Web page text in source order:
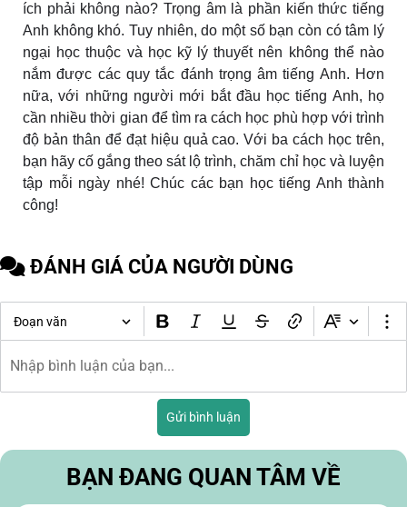
ích phải không nào? Trọng âm là phần kiến thức tiếng
Anh không khó. Tuy nhiên, do một số bạn còn có tâm lý
ngại học thuộc và học kỹ lý thuyết nên không thể nào
nắm được các quy tắc đánh trọng âm tiếng Anh. Hơn
nữa, với những người mới bắt đầu học tiếng Anh, họ
cần nhiều thời gian để tìm ra cách học phù hợp với trình
độ bản thân để đạt hiệu quả cao. Với ba cách học trên,
bạn hãy cố gắng theo sát lộ trình, chăm chỉ học và luyện
tập mỗi ngày nhé! Chúc các bạn học tiếng Anh thành
công!
ĐÁNH GIÁ CỦA NGƯỜI DÙNG
Đoạn văn
Gửi bình luận
BẠN ĐANG QUAN TÂM VỀ